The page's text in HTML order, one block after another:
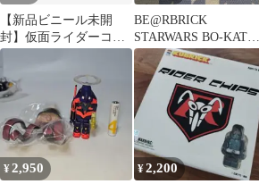
【新品ビニール未開
封】仮面ライダーコン
バージ 104 仮面ラ
BE@RBRICK
STARWARS BO-KATAN
Moff Gideon
¥2,950 ¥2,200